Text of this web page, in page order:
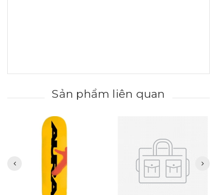
Sản phẩm liên quan